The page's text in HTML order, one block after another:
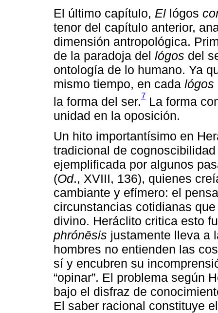
El último capítulo, El lógos
tenor del capítulo anterior,
dimensión antropológica.
de la paradoja del lógos del
ontología de lo humano. Ya
mismo tiempo, en cada lógos
la forma del ser.7 La forma
unidad en la oposición.
Un hito importantísimo en
tradicional de
ejemplificada por algunos
(Od., XVIII, 136), quienes
cambiante y efímero: el
circunstancias cotidianas
divino. Heráclito critica esto
phrónēsis justamente lleva a
hombres no entienden las
sí y encubren su
“opinar”. El problema según
bajo el disfraz de
El saber racional constituye